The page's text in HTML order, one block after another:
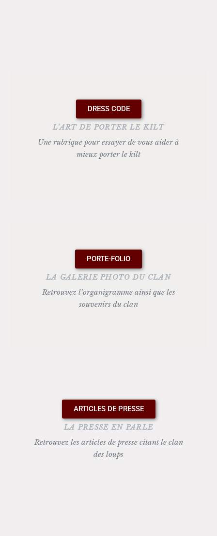
DRESS CODE
L'ART DE PORTER LE KILT
Une rubrique pour essayer de vous aider à
mieux porter le kilt
PORTE-FOLIO
LA GALERIE PHOTO DU CLAN
Retrouvez l’organigramme ainsi que les
souvenirs du clan
ARTICLES DE PRESSE
LA PRESSE EN PARLE
Retrouvez les articles de presse citant le clan
des loups